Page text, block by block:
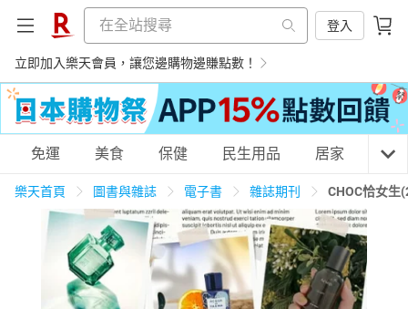
登入
立即加入樂天會員，讓您邊購物邊賺點數！
購物網分類
天天免運 美食蛋糕 養生保健 民生用品
免運 美食 保健 民生用品 居家 3C
樂天首頁 圖書與雜誌 電子書 雜誌期刊 CHOC恰女生